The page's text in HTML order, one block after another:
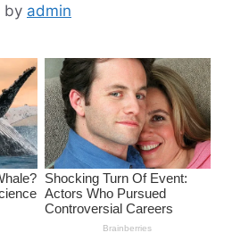
by admin